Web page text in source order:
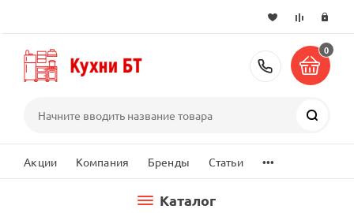
+7 (495)
0
Акции Компания Бренды Статьи ...
Каталог